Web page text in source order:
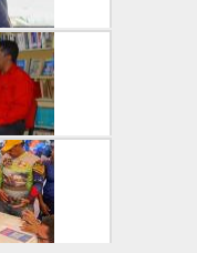
01-04-2025